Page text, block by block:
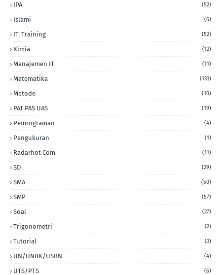
IPA (52)
Islami (6)
IT. Training (52)
Kimia (12)
Manajemen IT (11)
Matematika (133)
Metode (10)
PAT PAS UAS (19)
Pemrograman (4)
Pengukuran (1)
Radarhot Com (11)
SD (29)
SMA (50)
SMP (57)
Soal (27)
Trigonometri (2)
Tutorial (3)
UN/UNBK/USBN (4)
UTS/PTS (6)